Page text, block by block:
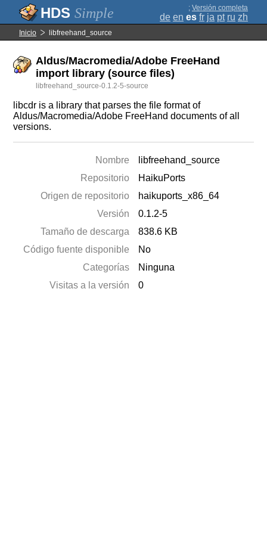
Simple ; Versión completa
de en es fr ja pt ru zh
Inicio libfreehand_source
Aldus/Macromedia/Adobe FreeHand
import library (source files)
libfreehand_source-0.1.2-5-source
libcdr is a library that parses the file format of
Aldus/Macromedia/Adobe FreeHand documents of all
versions.
Nombre
libfreehand_source
Repositorio
HaikuPorts
Origen de repositorio
haikuports_x86_64
Versión
0.1.2-5
Tamaño de descarga
838.6 KB
Código fuente disponible
No
Categorías
Ninguna
Visitas a la versión
0